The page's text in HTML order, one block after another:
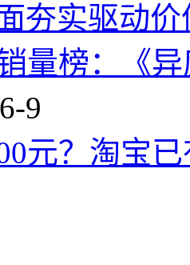
夯实驱动价
量榜：《
9
元？淘宝